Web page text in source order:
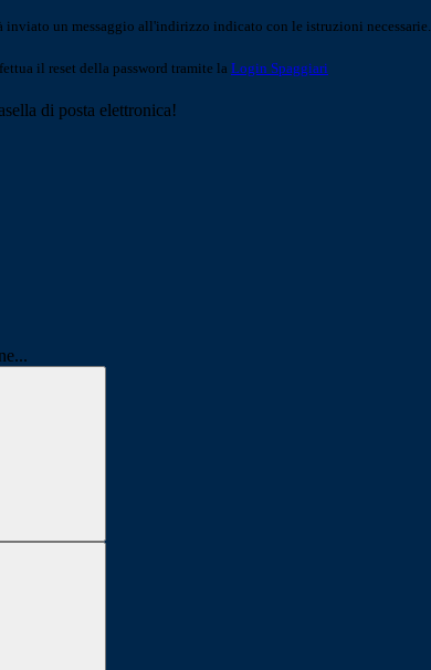
inviato un messaggio all'indirizzo indicato con le istruzioni necessarie.
il reset della password tramite la Login Spaggiari
di posta elettronica!